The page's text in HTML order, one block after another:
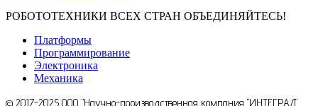
РОБОТОТЕХНИКИ ВСЕХ СТРАН ОБЪЕДИНЯЙТЕСЬ!
Платформы
Программирование
Электроника
Механика
© 2017-2025 ООО "Научно-производственная компания "ИНТЕГРАЛ",